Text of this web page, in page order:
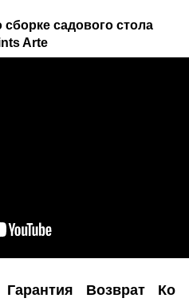
садового стола
Arte
Гарантия Возврат